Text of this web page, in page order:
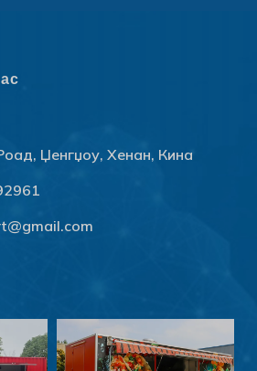
Џенгџоу, Хенан, Кина
Български
Slovenčina